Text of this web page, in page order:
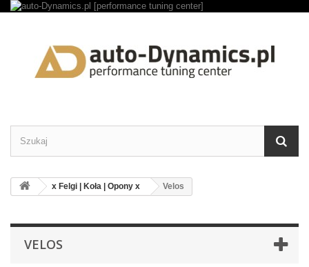
x Felgi | Koła | Opony x Velos
VELOS